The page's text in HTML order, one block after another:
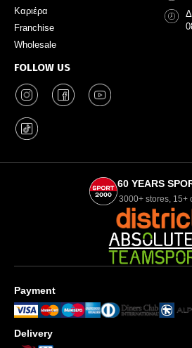
Καριέρα
Franchise
Wholesale
FOLLOW US
60 YEARS
3000+ stores, 15+
Payment
Delivery